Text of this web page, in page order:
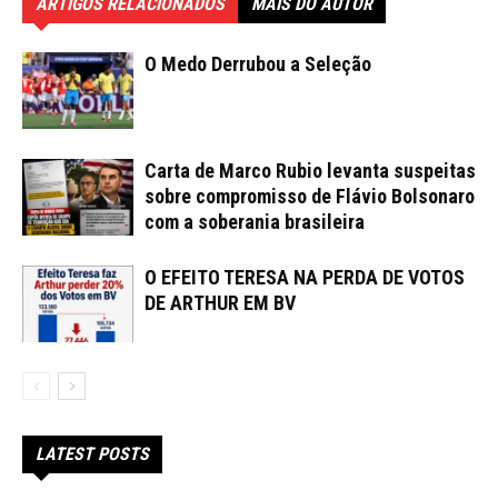
O Medo Derrubou a Seleção
Carta de Marco Rubio levanta suspeitas
sobre compromisso de Flávio Bolsonaro
com a soberania brasileira
O EFEITO TERESA NA PERDA DE VOTOS
DE ARTHUR EM BV
LATEST POSTS